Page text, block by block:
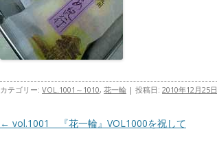
カテゴリー: VOL.1001～1010, 花一輪 | 投稿日: 2010年12月25日
投稿ナビゲーション
← vol.1001 『花一輪』VOL1000を祝して